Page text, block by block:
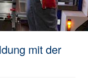
mit der